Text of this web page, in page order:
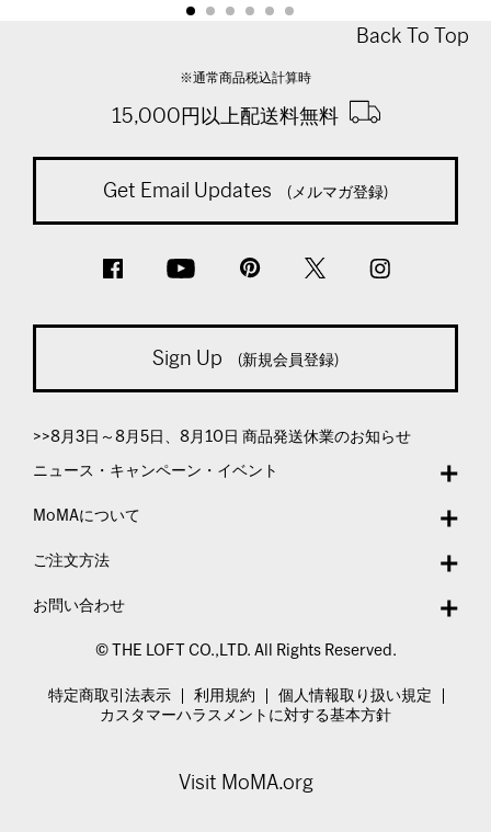
Back To Top
※通常商品税込計算時
15,000円以上配送料無料
Get Email Updates (メルマガ登録)
Sign Up (新規会員登録)
>>8月3日～8月5日、8月10日 商品発送休業のお知らせ
ニュース・キャンペーン・イベント
MoMAについて
ご注文方法
お問い合わせ
© THE LOFT CO.,LTD. All Rights Reserved.
特定商取引法表示 利用規約
個人情報取り扱い規定
カスタマーハラスメントに対する基本方針
Visit MoMA.org